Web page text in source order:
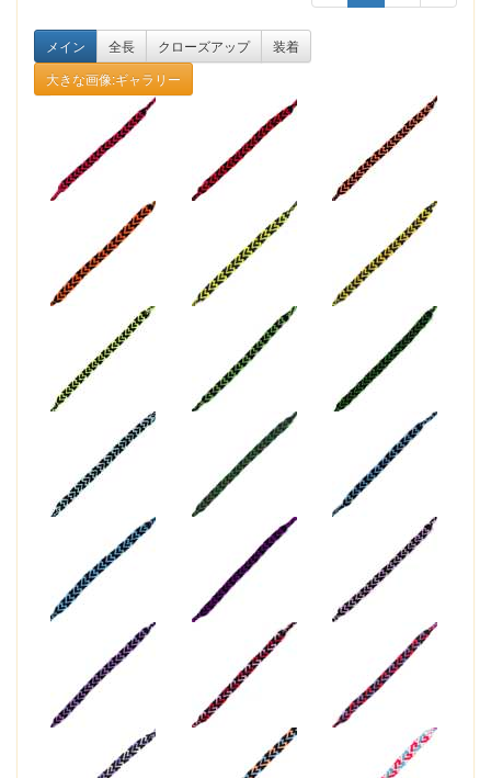
メイン 全長 クローズアップ
装着
大きな画像:ギャラリー